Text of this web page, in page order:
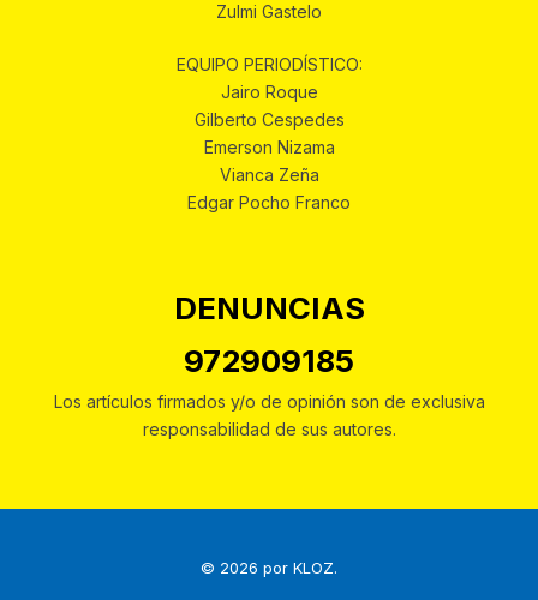
Zulmi Gastelo
EQUIPO PERIODÍSTICO:
Jairo Roque
Gilberto Cespedes
Emerson Nizama
Vianca Zeña
Edgar Pocho Franco
DENUNCIAS
972909185
Los artículos firmados y/o de opinión son de exclusiva
responsabilidad de sus autores.
© 2026 por KLOZ.